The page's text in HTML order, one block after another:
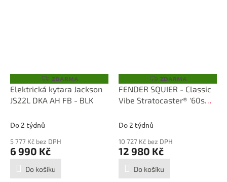
Z
D
A
R
ZDARMA
Elektrická kytara Jackson
JS22L DKA AH FB - BLK
Do 2 týdnů
5 777 Kč bez DPH
6 990 Kč
Do košíku
Z
D
A
R
ZDARMA
FENDER SQUIER - Classic
Vibe Stratocaster® '60s
Do 2 týdnů
10 727 Kč bez DPH
12 980 Kč
Do košíku